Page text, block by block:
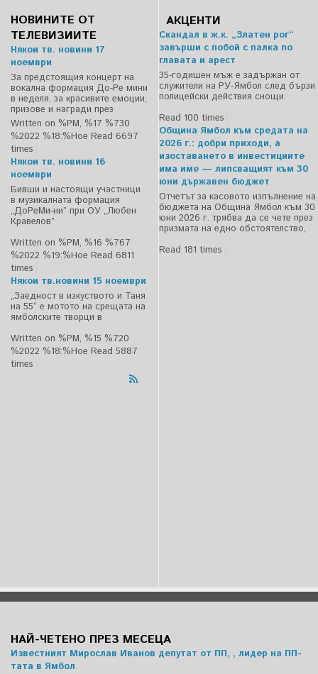
НОВИНИТЕ ОТ
ТЕЛЕВИЗИИТЕ
Някои тв. новини 17
ноември
За предстоящия концерт на
вокална формация До-Ре мини
в неделя, за красивите емоции,
призове и награди през
Written on %PM, %17 %730
%2022 %18:%Ное Read 6697
times
Някои тв. новини 16
ноември
Бивши и настоящи участници
в музикалната формация
„ДоРеМи-ни” при ОУ „Любен
Кравелов”
Written on %PM, %16 %767
%2022 %19:%Ное Read 6811
times
Някои тв.новини 15 ноември
„Заедност в изкуството и Таня
на 55“ е мотото на срещата на
ямболските творци в
Written on %PM, %15 %720
%2022 %18:%Ное Read 5887
times
АКЦЕНТИ
Скандал в ж.к. „Златен рог“
завърши с побой с палка по
главата и арест
35-годишен мъж е задържан от
служители на РУ-Ямбол след бързи
полицейски действия снощи.
Read 100 times
Община Ямбол към средата на
2026 г.: добри приходи, а
изоставането в инвестициите
има име — липсващият към 30
юни държавен бюджет
Отчетът за касовото изпълнение на
бюджета на Община Ямбол към 30
юни 2026 г. трябва да се чете през
призмата на едно обстоятелство,
Read 181 times
НАЙ-ЧЕТЕНО ПРЕЗ МЕСЕЦА
Известният Мирослав Иванов депутат от ПП, , лидер на ПП-
тата в Ямбол